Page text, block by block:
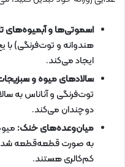
اسموتی‌ها و آبمیوه‌های
هندوانه و توت‌فرنگی)
ایجاد می‌کند.
سالادهای میوه و
توت‌فرنگی و آناناس به
دوچندان می‌کند.
میان‌وعده‌های خنک:
به صورت قطعه‌قطعه
کم‌کالری هستند.